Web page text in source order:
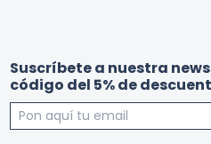
u
s
c
Suscríbete a nuestra
código del 5% de